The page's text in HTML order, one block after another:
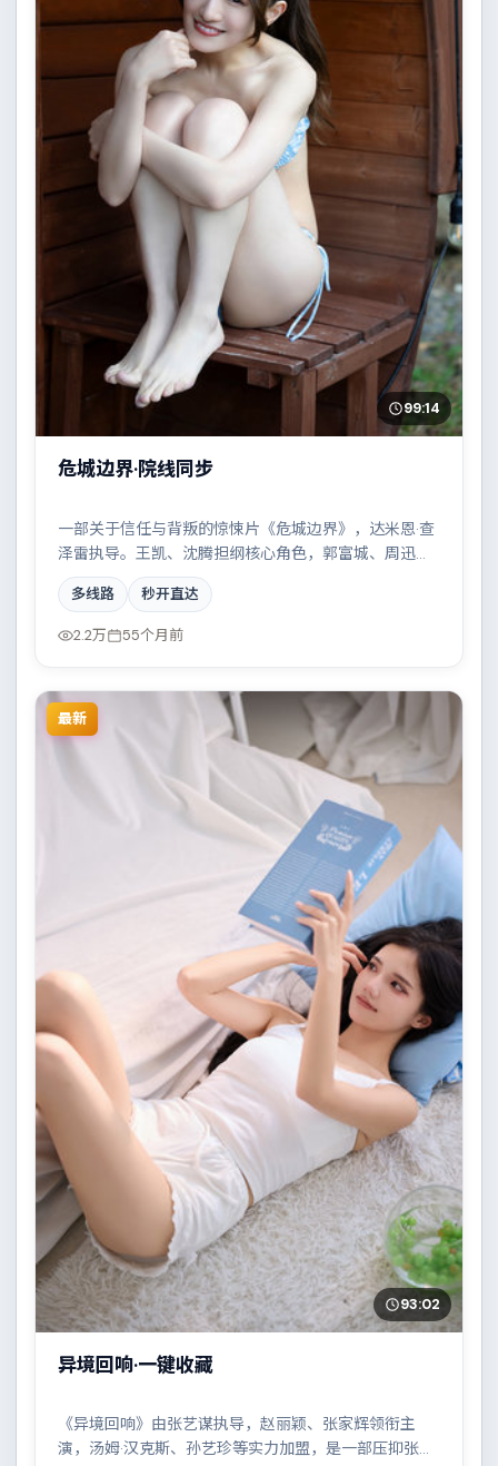
99:14
危城边界·院线同步
一部关于信任与背叛的惊悚片《危城边界》，达米恩·查
泽雷执导。王凯、沈腾担纲核心角色，郭富城、周迅等
实力加盟，取景与班底多来自泰国。两条时间线交错推
进，真相直至最后一刻揭晓。结尾留白耐人寻味。
多线路 秒开直达
2.2万 55个月前
最新
93:02
异境回响·一键收藏
《异境回响》由张艺谋执导，赵丽颖、张家辉领衔主
演，汤姆·汉克斯、孙艺珍等实力加盟，是一部压抑张力